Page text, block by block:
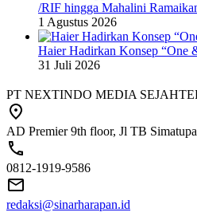
/RIF hingga Mahalini
1 Agustus 2026
Haier Hadirkan Konsep “One
31 Juli 2026
PT NEXTINDO MEDIA
AD Premier 9th floor, Jl TB
0812-1919-9586
redaksi@sinarharapan.id